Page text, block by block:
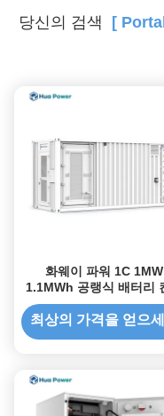
당신의 검색 [
화웨이 파워 1C 1MW
1.1MWh 공랭식 배터리
이너 BESS 통합 ESS 솔
태양광 에너지 배터리 저
최상의 가격을 얻으